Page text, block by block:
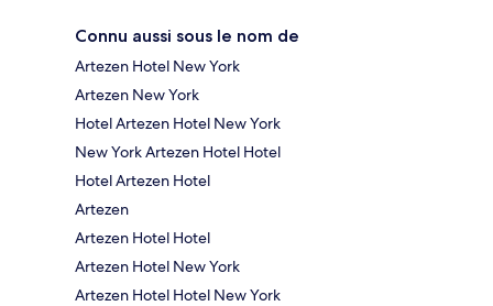
Connu aussi sous le nom de
Artezen Hotel New York
Artezen New York
Hotel Artezen Hotel New York
New York Artezen Hotel Hotel
Hotel Artezen Hotel
Artezen
Artezen Hotel Hotel
Artezen Hotel New York
Artezen Hotel Hotel New York